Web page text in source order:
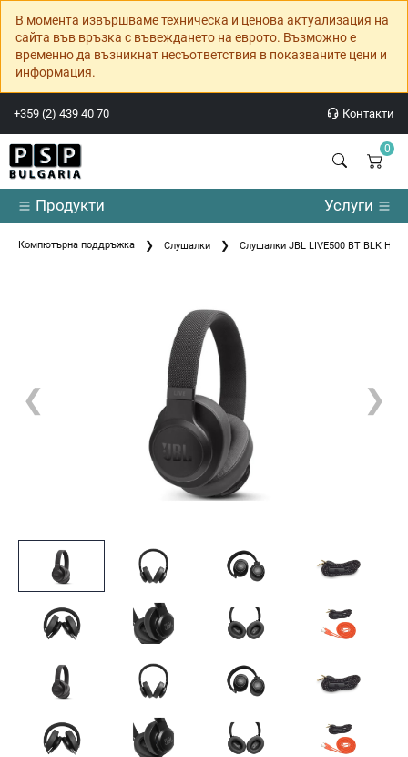
В момента извършваме техническа и ценова актуализация на
сайта във връзка с въвеждането на еврото. Възможно е
временно да възникнат несъответствия в показваните цени и
информация.
+359 (2) 439 40 70 Контакти
0
Продукти Услуги
Компютърна поддръжка Слушалки Слушалки JBL LIVE500 BT BLK
❮ ❯